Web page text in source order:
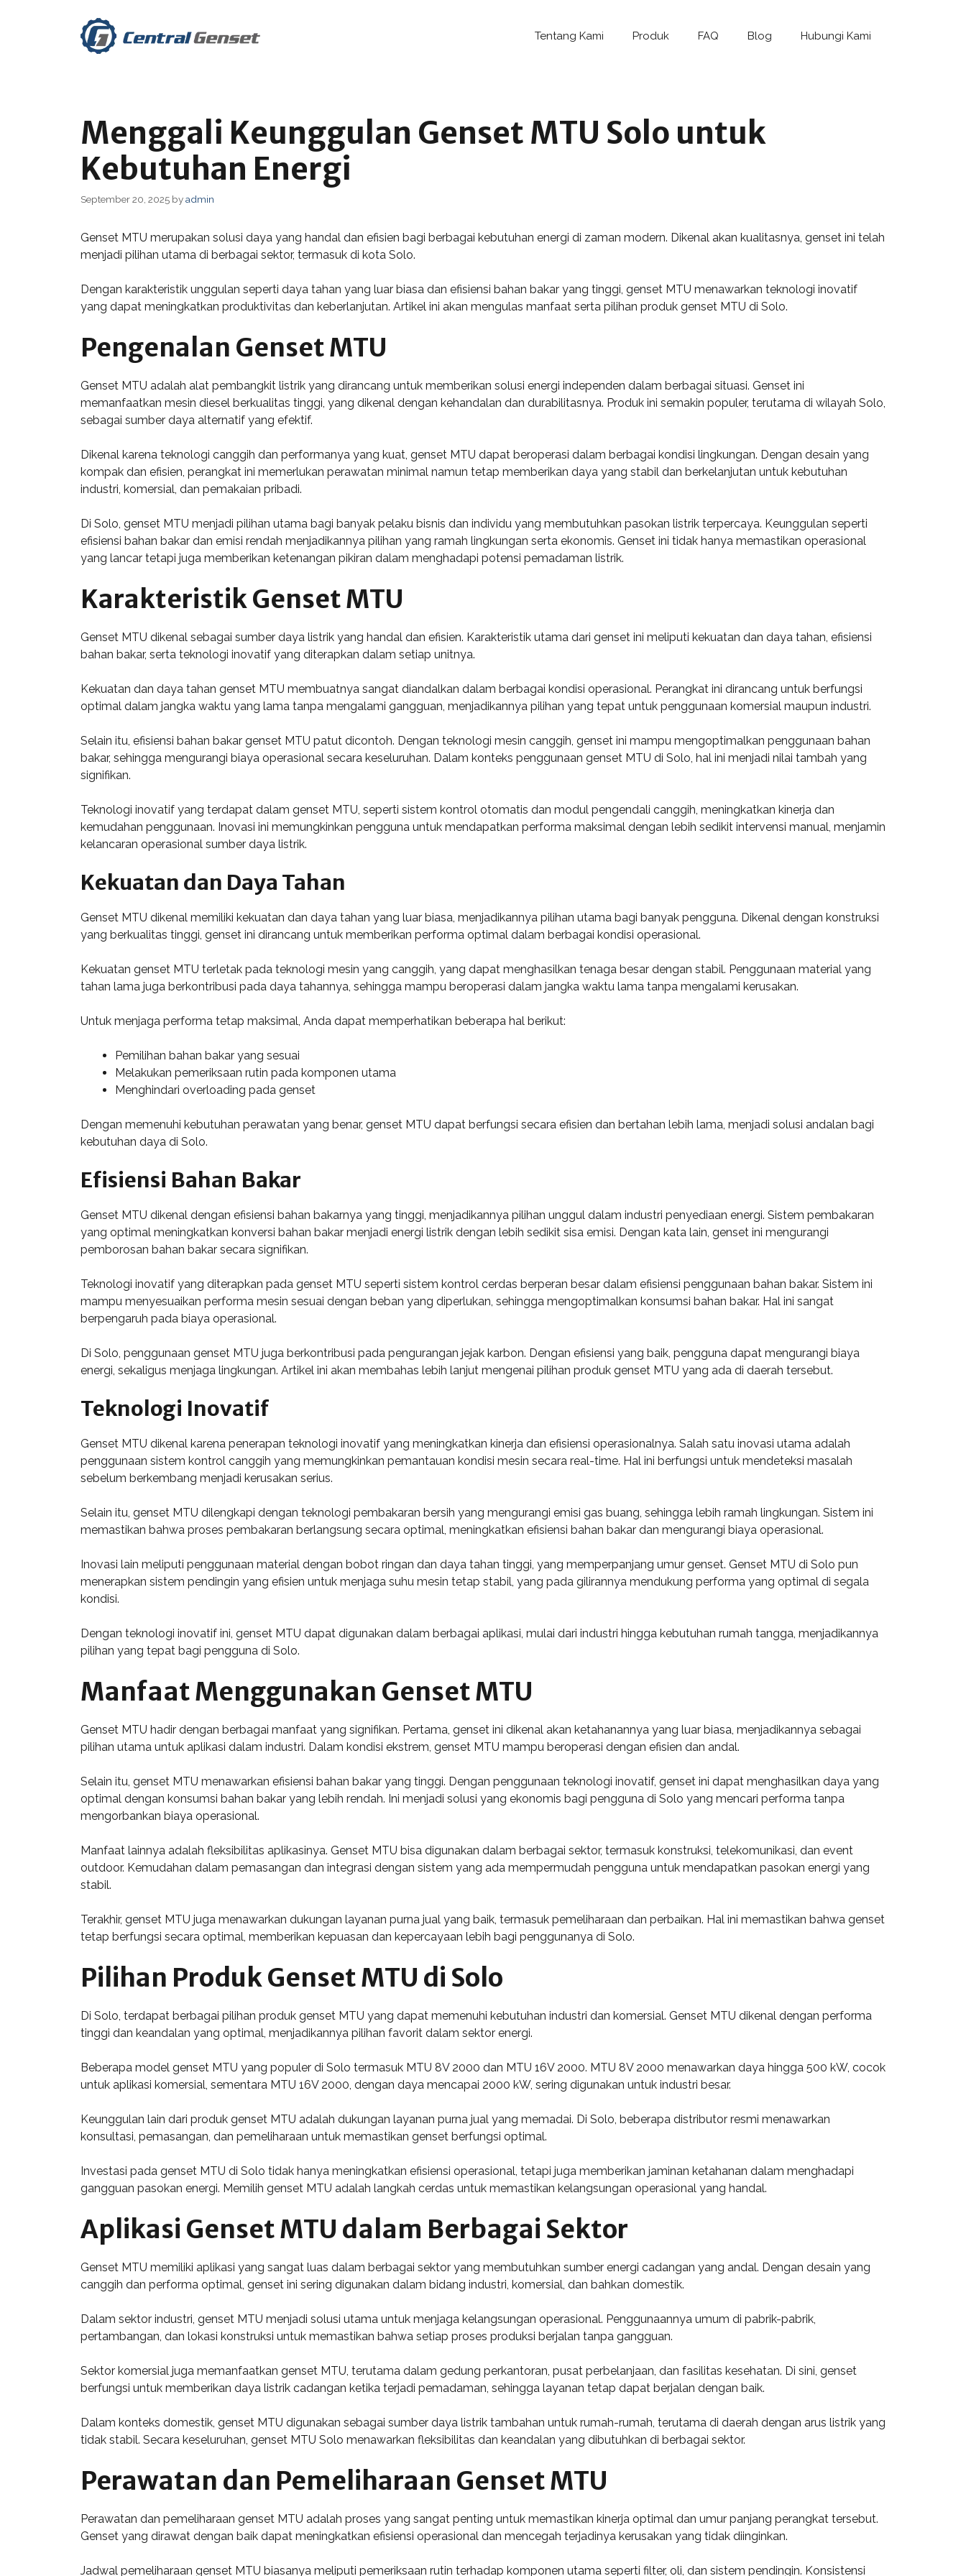
Tentang Kami Produk FAQ Blog Hubungi Kami
Menggali Keunggulan Genset MTU Solo untuk
Kebutuhan Energi
September 20, 2025 byadmin
Genset MTU merupakan solusi daya yang handal dan efisien bagi berbagai kebutuhan energi di zaman modern. Dikenal akan kualitasnya, genset ini telah
menjadi pilihan utama di berbagai sektor, termasuk di kota Solo.
Dengan karakteristik unggulan seperti daya tahan yang luar biasa dan efisiensi bahan bakar yang tinggi, genset MTU menawarkan teknologi inovatif
yang dapat meningkatkan produktivitas dan keberlanjutan. Artikel ini akan mengulas manfaat serta pilihan produk genset MTU di Solo.
Pengenalan Genset MTU
Genset MTU adalah alat pembangkit listrik yang dirancang untuk memberikan solusi energi independen dalam berbagai situasi. Genset ini
memanfaatkan mesin diesel berkualitas tinggi, yang dikenal dengan kehandalan dan durabilitasnya. Produk ini semakin populer, terutama di wilayah Solo,
sebagai sumber daya alternatif yang efektif.
Dikenal karena teknologi canggih dan performanya yang kuat, genset MTU dapat beroperasi dalam berbagai kondisi lingkungan. Dengan desain yang
kompak dan efisien, perangkat ini memerlukan perawatan minimal namun tetap memberikan daya yang stabil dan berkelanjutan untuk kebutuhan
industri, komersial, dan pemakaian pribadi.
Di Solo, genset MTU menjadi pilihan utama bagi banyak pelaku bisnis dan individu yang membutuhkan pasokan listrik terpercaya. Keunggulan seperti
efisiensi bahan bakar dan emisi rendah menjadikannya pilihan yang ramah lingkungan serta ekonomis. Genset ini tidak hanya memastikan operasional
yang lancar tetapi juga memberikan ketenangan pikiran dalam menghadapi potensi pemadaman listrik.
Karakteristik Genset MTU
Genset MTU dikenal sebagai sumber daya listrik yang handal dan efisien. Karakteristik utama dari genset ini meliputi kekuatan dan daya tahan, efisiensi
bahan bakar, serta teknologi inovatif yang diterapkan dalam setiap unitnya.
Kekuatan dan daya tahan genset MTU membuatnya sangat diandalkan dalam berbagai kondisi operasional. Perangkat ini dirancang untuk berfungsi
optimal dalam jangka waktu yang lama tanpa mengalami gangguan, menjadikannya pilihan yang tepat untuk penggunaan komersial maupun industri.
Selain itu, efisiensi bahan bakar genset MTU patut dicontoh. Dengan teknologi mesin canggih, genset ini mampu mengoptimalkan penggunaan bahan
bakar, sehingga mengurangi biaya operasional secara keseluruhan. Dalam konteks penggunaan genset MTU di Solo, hal ini menjadi nilai tambah yang
signifikan.
Teknologi inovatif yang terdapat dalam genset MTU, seperti sistem kontrol otomatis dan modul pengendali canggih, meningkatkan kinerja dan
kemudahan penggunaan. Inovasi ini memungkinkan pengguna untuk mendapatkan performa maksimal dengan lebih sedikit intervensi manual, menjamin
kelancaran operasional sumber daya listrik.
Kekuatan dan Daya Tahan
Genset MTU dikenal memiliki kekuatan dan daya tahan yang luar biasa, menjadikannya pilihan utama bagi banyak pengguna. Dikenal dengan konstruksi
yang berkualitas tinggi, genset ini dirancang untuk memberikan performa optimal dalam berbagai kondisi operasional.
Kekuatan genset MTU terletak pada teknologi mesin yang canggih, yang dapat menghasilkan tenaga besar dengan stabil. Penggunaan material yang
tahan lama juga berkontribusi pada daya tahannya, sehingga mampu beroperasi dalam jangka waktu lama tanpa mengalami kerusakan.
Untuk menjaga performa tetap maksimal, Anda dapat memperhatikan beberapa hal berikut:
Pemilihan bahan bakar yang sesuai
Melakukan pemeriksaan rutin pada komponen utama
Menghindari overloading pada genset
Dengan memenuhi kebutuhan perawatan yang benar, genset MTU dapat berfungsi secara efisien dan bertahan lebih lama, menjadi solusi andalan bagi
kebutuhan daya di Solo.
Efisiensi Bahan Bakar
Genset MTU dikenal dengan efisiensi bahan bakarnya yang tinggi, menjadikannya pilihan unggul dalam industri penyediaan energi. Sistem pembakaran
yang optimal meningkatkan konversi bahan bakar menjadi energi listrik dengan lebih sedikit sisa emisi. Dengan kata lain, genset ini mengurangi
pemborosan bahan bakar secara signifikan.
Teknologi inovatif yang diterapkan pada genset MTU seperti sistem kontrol cerdas berperan besar dalam efisiensi penggunaan bahan bakar. Sistem ini
mampu menyesuaikan performa mesin sesuai dengan beban yang diperlukan, sehingga mengoptimalkan konsumsi bahan bakar. Hal ini sangat
berpengaruh pada biaya operasional.
Di Solo, penggunaan genset MTU juga berkontribusi pada pengurangan jejak karbon. Dengan efisiensi yang baik, pengguna dapat mengurangi biaya
energi, sekaligus menjaga lingkungan. Artikel ini akan membahas lebih lanjut mengenai pilihan produk genset MTU yang ada di daerah tersebut.
Teknologi Inovatif
Genset MTU dikenal karena penerapan teknologi inovatif yang meningkatkan kinerja dan efisiensi operasionalnya. Salah satu inovasi utama adalah
penggunaan sistem kontrol canggih yang memungkinkan pemantauan kondisi mesin secara real-time. Hal ini berfungsi untuk mendeteksi masalah
sebelum berkembang menjadi kerusakan serius.
Selain itu, genset MTU dilengkapi dengan teknologi pembakaran bersih yang mengurangi emisi gas buang, sehingga lebih ramah lingkungan. Sistem ini
memastikan bahwa proses pembakaran berlangsung secara optimal, meningkatkan efisiensi bahan bakar dan mengurangi biaya operasional.
Inovasi lain meliputi penggunaan material dengan bobot ringan dan daya tahan tinggi, yang memperpanjang umur genset. Genset MTU di Solo pun
menerapkan sistem pendingin yang efisien untuk menjaga suhu mesin tetap stabil, yang pada gilirannya mendukung performa yang optimal di segala
kondisi.
Dengan teknologi inovatif ini, genset MTU dapat digunakan dalam berbagai aplikasi, mulai dari industri hingga kebutuhan rumah tangga, menjadikannya
pilihan yang tepat bagi pengguna di Solo.
Manfaat Menggunakan Genset MTU
Genset MTU hadir dengan berbagai manfaat yang signifikan. Pertama, genset ini dikenal akan ketahanannya yang luar biasa, menjadikannya sebagai
pilihan utama untuk aplikasi dalam industri. Dalam kondisi ekstrem, genset MTU mampu beroperasi dengan efisien dan andal.
Selain itu, genset MTU menawarkan efisiensi bahan bakar yang tinggi. Dengan penggunaan teknologi inovatif, genset ini dapat menghasilkan daya yang
optimal dengan konsumsi bahan bakar yang lebih rendah. Ini menjadi solusi yang ekonomis bagi pengguna di Solo yang mencari performa tanpa
mengorbankan biaya operasional.
Manfaat lainnya adalah fleksibilitas aplikasinya. Genset MTU bisa digunakan dalam berbagai sektor, termasuk konstruksi, telekomunikasi, dan event
outdoor. Kemudahan dalam pemasangan dan integrasi dengan sistem yang ada mempermudah pengguna untuk mendapatkan pasokan energi yang
stabil.
Terakhir, genset MTU juga menawarkan dukungan layanan purna jual yang baik, termasuk pemeliharaan dan perbaikan. Hal ini memastikan bahwa genset
tetap berfungsi secara optimal, memberikan kepuasan dan kepercayaan lebih bagi penggunanya di Solo.
Pilihan Produk Genset MTU di Solo
Di Solo, terdapat berbagai pilihan produk genset MTU yang dapat memenuhi kebutuhan industri dan komersial. Genset MTU dikenal dengan performa
tinggi dan keandalan yang optimal, menjadikannya pilihan favorit dalam sektor energi.
Beberapa model genset MTU yang populer di Solo termasuk MTU 8V 2000 dan MTU 16V 2000. MTU 8V 2000 menawarkan daya hingga 500 kW, cocok
untuk aplikasi komersial, sementara MTU 16V 2000, dengan daya mencapai 2000 kW, sering digunakan untuk industri besar.
Keunggulan lain dari produk genset MTU adalah dukungan layanan purna jual yang memadai. Di Solo, beberapa distributor resmi menawarkan
konsultasi, pemasangan, dan pemeliharaan untuk memastikan genset berfungsi optimal.
Investasi pada genset MTU di Solo tidak hanya meningkatkan efisiensi operasional, tetapi juga memberikan jaminan ketahanan dalam menghadapi
gangguan pasokan energi. Memilih genset MTU adalah langkah cerdas untuk memastikan kelangsungan operasional yang handal.
Aplikasi Genset MTU dalam Berbagai Sektor
Genset MTU memiliki aplikasi yang sangat luas dalam berbagai sektor yang membutuhkan sumber energi cadangan yang andal. Dengan desain yang
canggih dan performa optimal, genset ini sering digunakan dalam bidang industri, komersial, dan bahkan domestik.
Dalam sektor industri, genset MTU menjadi solusi utama untuk menjaga kelangsungan operasional. Penggunaannya umum di pabrik-pabrik,
pertambangan, dan lokasi konstruksi untuk memastikan bahwa setiap proses produksi berjalan tanpa gangguan.
Sektor komersial juga memanfaatkan genset MTU, terutama dalam gedung perkantoran, pusat perbelanjaan, dan fasilitas kesehatan. Di sini, genset
berfungsi untuk memberikan daya listrik cadangan ketika terjadi pemadaman, sehingga layanan tetap dapat berjalan dengan baik.
Dalam konteks domestik, genset MTU digunakan sebagai sumber daya listrik tambahan untuk rumah-rumah, terutama di daerah dengan arus listrik yang
tidak stabil. Secara keseluruhan, genset MTU Solo menawarkan fleksibilitas dan keandalan yang dibutuhkan di berbagai sektor.
Perawatan dan Pemeliharaan Genset MTU
Perawatan dan pemeliharaan genset MTU adalah proses yang sangat penting untuk memastikan kinerja optimal dan umur panjang perangkat tersebut.
Genset yang dirawat dengan baik dapat meningkatkan efisiensi operasional dan mencegah terjadinya kerusakan yang tidak diinginkan.
Jadwal pemeliharaan genset MTU biasanya meliputi pemeriksaan rutin terhadap komponen utama seperti filter, oli, dan sistem pendingin. Konsistensi